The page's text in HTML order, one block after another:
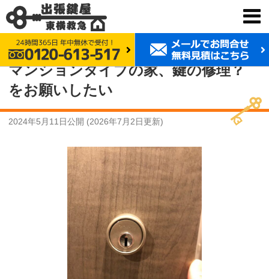
鍵交換 東横救急 事例紹介 マンションタイプの家、鍵の修理？をお願いしたい
マンションタイプの家、鍵の修理？
をお願いしたい
2024年5月11日公開 (2026年7月2日更新)